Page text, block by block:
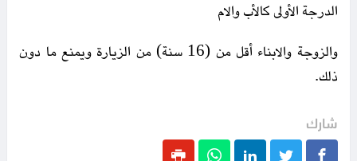
الدرجة الأولى كالأب والام
والزوجة والابناء أقل من (16 سنة) من الزيارة ويمنع ما دون
ذلك.
شارك